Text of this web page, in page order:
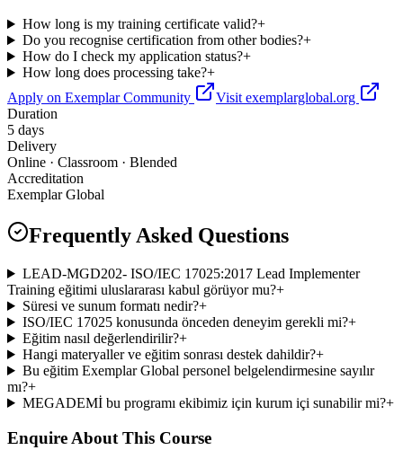
How long is my training certificate valid?+
Do you recognise certification from other bodies?+
How do I check my application status?+
How long does processing take?+
Apply on Exemplar Community
Visit exemplarglobal.org
Duration
5 days
Delivery
Online · Classroom · Blended
Accreditation
Exemplar Global
Frequently Asked Questions
LEAD-MGD202- ISO/IEC 17025:2017 Lead Implementer
Training eğitimi uluslararası kabul görüyor mu?+
Süresi ve sunum formatı nedir?+
ISO/IEC 17025 konusunda önceden deneyim gerekli mi?+
Eğitim nasıl değerlendirilir?+
Hangi materyaller ve eğitim sonrası destek dahildir?+
Bu eğitim Exemplar Global personel belgelendirmesine sayılır
mı?+
MEGADEMİ bu programı ekibimiz için kurum içi sunabilir mi?+
Enquire About This Course